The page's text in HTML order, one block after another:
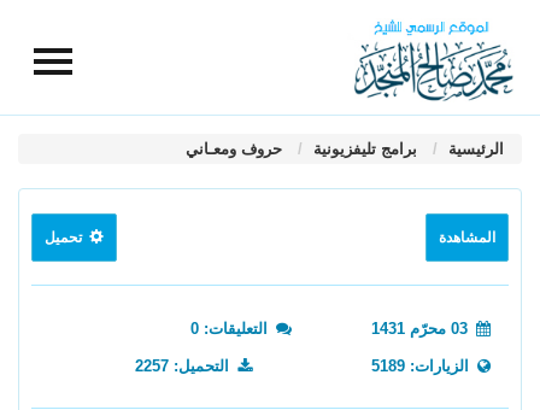
الرئيسية برامج تليفزيونية حروف ومعـاني
المشاهدة تحميل
التعليقات: 0
الزيارات: 5189 التحميل: 2257